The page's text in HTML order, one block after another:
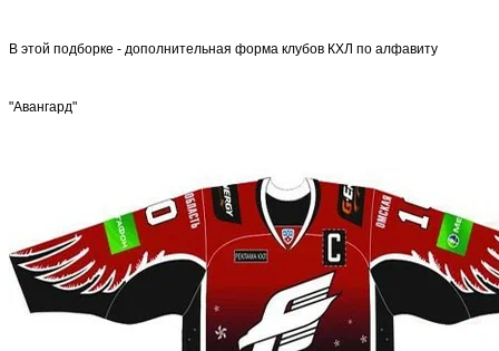
В этой подборке - дополнительная форма клубов КХЛ по алфавиту
"Авангард"